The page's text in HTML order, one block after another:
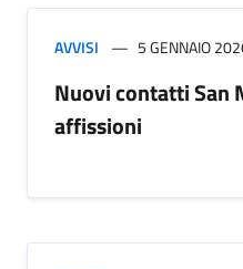
AVVISI 5 GENNAIO
Nuovi contatti San
affissioni